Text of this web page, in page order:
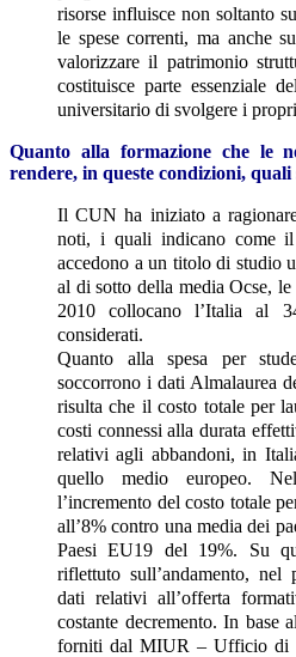
risorse influisce non soltanto
le spese correnti, ma anche
valorizzare il patrimonio
costituisce parte essenziale
universitario di svolgere i
Quanto alla formazione che le
rendere, in queste condizioni,
Il CUN ha iniziato a
noti, i quali indicano come
accedono a un titolo di studio
al di sotto della media Ocse,
2010 collocano l’Italia al
considerati.
Quanto alla spesa per
soccorrono i dati Almalaurea
risulta che il costo totale per
costi connessi alla durata
relativi agli abbandoni, in
quello medio europeo.
l’incremento del costo totale
all’8% contro una media dei
Paesi EU19 del 19%. Su
riflettuto sull’andamento, nel
dati relativi all’offerta
costante decremento. In base
forniti dal MIUR – Ufficio di